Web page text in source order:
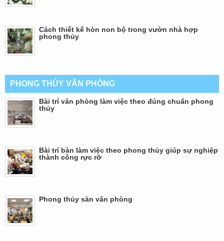
Cách thiết kế hòn non bộ trong vườn nhà hợp
phong thủy
PHONG THỦY VĂN PHÒNG
Bài trí văn phòng làm việc theo đúng chuẩn phong
thủy
Bài trí bàn làm việc theo phong thủy giúp sự nghiệp
thành công rực rỡ
Phong thủy sàn văn phòng